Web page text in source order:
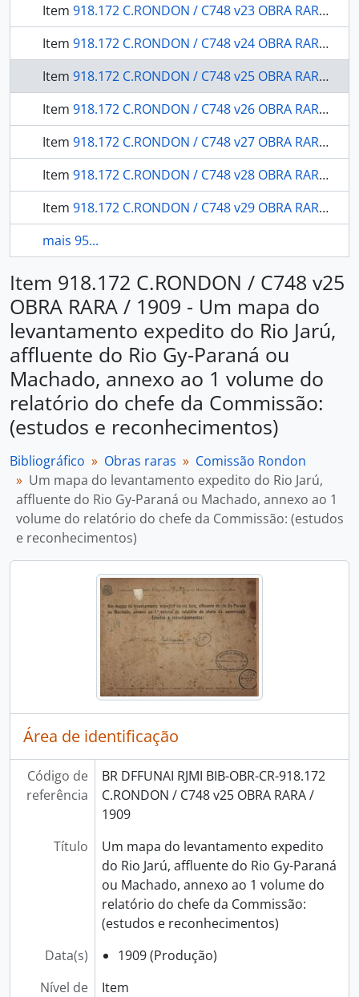
Item 918.172 C.RONDON / C748 v23 OBRA RARA / 1909 - História Natural Geologia: observações geológicas - geographicas e ethnographicas sobre a viagem de exploração de Cuyabá à Serra do Norte, passando por São Luiz de Cáceres.
Item 918.172 C.RONDON / C748 v24 OBRA RARA armário / 1911 - Quatro mapas de História Natural: mineralogia e geologia.
Item 918.172 C.RONDON / C748 v25 OBRA RARA / 1909 - Um mapa do levantamento expedito do Rio Jarú, affluente do Rio Gy-Paraná ou Machado, annexo ao 1 volume do relatório do chefe da Commissão: (estudos e reconhecimentos)
Item 918.172 C.RONDON / C748 v26 OBRA RARA / 1915 - Relatório: apresentado à Divisão de Engenharia (G.5) do Departamento da Guerra e a Directoria Geral dos Telegraphos.
Item 918.172 C.RONDON / C748 v27 OBRA RARA / 1916 - Relatório dos trabalhos realizados durante o ano de 1908
Item 918.172 C.RONDON / C748 v28 OBRA RARA / 1916 - Relatórios dos trabalhos de Botânica e viagens executados durante os anos de 1908 e 1909
Item 918.172 C.RONDON / C748 v29 OBRA RARA / 1916 - Exploração do rio Iquê (1912-1913) relatório
mais 95...
Item 918.172 C.RONDON / C748 v25
OBRA RARA / 1909 - Um mapa do
levantamento expedito do Rio Jarú,
affluente do Rio Gy-Paraná ou
Machado, annexo ao 1 volume do
relatório do chefe da Commissão:
(estudos e reconhecimentos)
Bibliográfico Obras raras
Comissão Rondon
Um mapa do levantamento expedito do Rio Jarú,
affluente do Rio Gy-Paraná ou Machado, annexo ao 1
volume do relatório do chefe da Commissão: (estudos
e reconhecimentos)
Área de identificação
Código de
referência
BR DFFUNAI RJMI BIB-OBR-CR-918.172
C.RONDON / C748 v25 OBRA RARA /
1909
Título
Um mapa do levantamento expedito
do Rio Jarú, affluente do Rio Gy-Paraná
ou Machado, annexo ao 1 volume do
relatório do chefe da Commissão:
(estudos e reconhecimentos)
Data(s)
1909 (Produção)
Nível de
Item